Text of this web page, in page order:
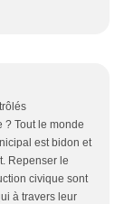
Tout le monde
est bidon et
Repenser le
civique sont
à travers leur